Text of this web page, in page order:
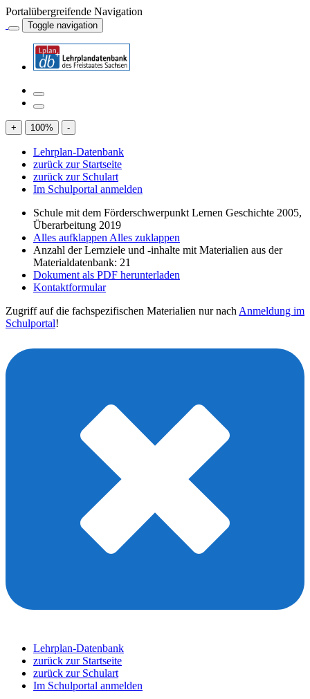
Portalübergreifende Navigation
Toggle navigation
+ 100% -
Lehrplan-Datenbank
zurück zur Startseite
zurück zur Schulart
Im Schulportal anmelden
Schule mit dem Förderschwerpunkt Lernen Geschichte 2005,
Überarbeitung 2019
Alles aufklappen Alles zuklappen
Anzahl der Lernziele und -inhalte mit Materialien aus der
Materialdatenbank: 21
Dokument als PDF herunterladen
Kontaktformular
Zugriff auf die fachspezifischen Materialien nur nach Anmeldung im
Schulportal!
Lehrplan-Datenbank
zurück zur Startseite
zurück zur Schulart
Im Schulportal anmelden